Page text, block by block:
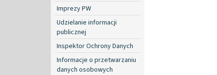
Imprezy PW
Udzielanie informacji
publicznej
Inspektor Ochrony Danych
Informacje o przetwarzaniu
danych osobowych